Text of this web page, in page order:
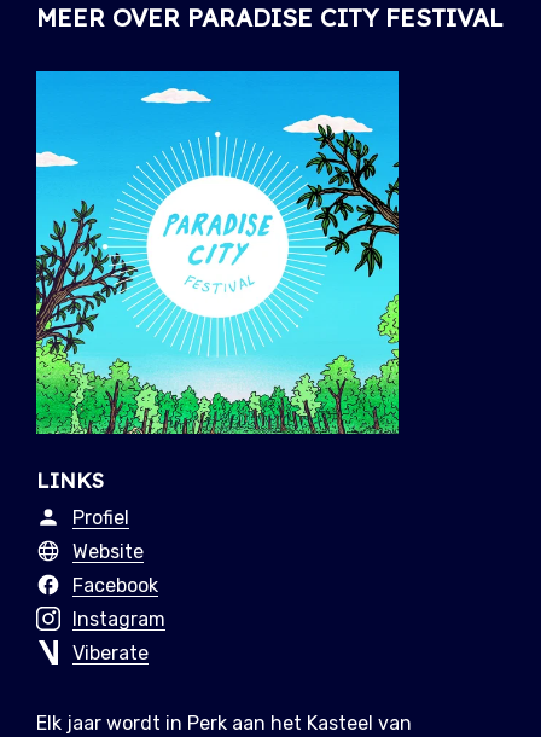
MEER OVER PARADISE CITY FESTIVAL
LINKS
Profiel
Website
Facebook
Instagram
Viberate
Elk jaar wordt in Perk aan het Kasteel van